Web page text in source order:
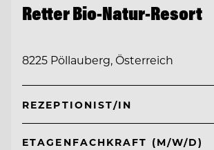
Retter Bio-Natur-Resort
8225 Pöllauberg, Österreich
REZEPTIONIST/IN
ETAGENFACHKRAFT (M/W/D)